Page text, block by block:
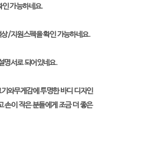
인 가능하네요.
/지원스펙을 확인 가능하네요.
명서로 되어있네요.
와무게감에 투명한 바디 디자인
손이 작은 분들에게 조금 더 좋은